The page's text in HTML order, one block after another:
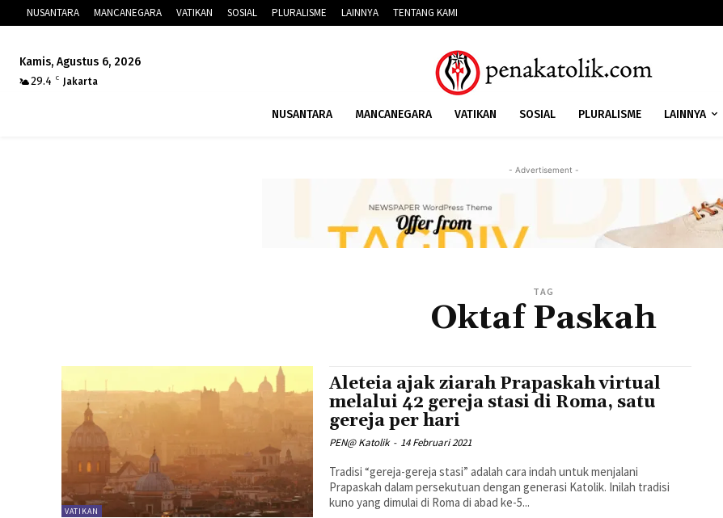
NUSANTARA MANCANEGARA VATIKAN SOSIAL PLURALISME LAINNYA TENTANG KAMI
Kamis, Agustus 6, 2026
29.4
C Jakarta
NUSANTARA MANCANEGARA VATIKAN SOSIAL PLURALISME LAINNYA
- Advertisement -
TAG
Oktaf Paskah
VATIKAN
Aleteia ajak ziarah Prapaskah virtual
melalui 42 gereja stasi di Roma, satu
gereja per hari
PEN@ Katolik - 14 Februari 2021
Tradisi “gereja-gereja stasi” adalah cara indah untuk menjalani
Prapaskah dalam persekutuan dengan generasi Katolik. Inilah tradisi
kuno yang dimulai di Roma di abad ke-5...